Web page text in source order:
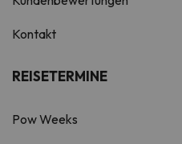
Kontakt
REISETERMINE
Pow Weeks